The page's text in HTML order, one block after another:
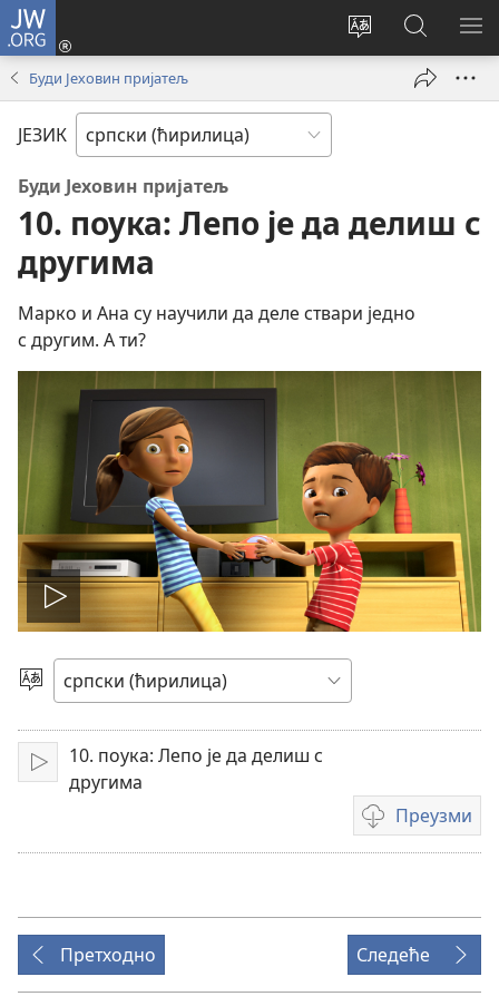
JW.ORG
Промени
Пријава
(отвара
Претрага
сајта
JW.ORG
Буди Јеховин пријатељ
ЈЕЗИК
Буди Јеховин пријатељ
10. поука: Лепо је да делиш с
другима
Марко и Ана су научили да деле ствари једно
с другим. А ти?
Покрени
филм
Изаберите
језик
Покрени
10. поука: Лепо је да делиш с
другима
Преузми
Формати
за
садржаја
Претходно Следеће